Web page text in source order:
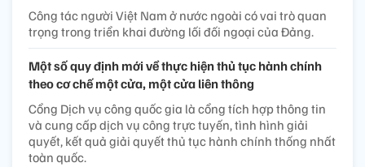
Công tác người Việt Nam ở nước ngoài có vai trò quan
trọng trong triển khai đường lối đối ngoại của Đảng.
Một số quy định mới về thực hiện thủ tục hành chính
theo cơ chế một cửa, một cửa liên thông
Cổng Dịch vụ công quốc gia là cổng tích hợp thông tin
và cung cấp dịch vụ công trực tuyến, tình hình giải
quyết, kết quả giải quyết thủ tục hành chính thống nhất
toàn quốc.